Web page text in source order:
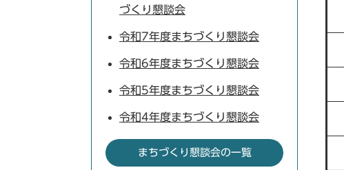
づくり懇談会
令和7年度まちづくり懇談会
令和6年度まちづくり懇談会
令和5年度まちづくり懇談会
令和4年度まちづくり懇談会
まちづくり懇談会の一覧